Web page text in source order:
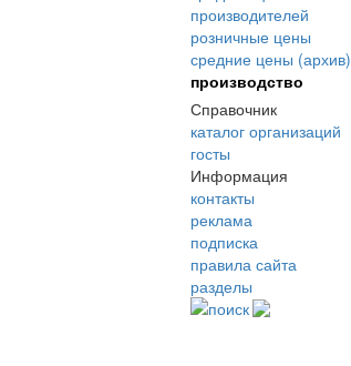
производителей
розничные цены
средние цены (архив)
производство
Справочник
каталог организаций
госты
Информация
контакты
реклама
подписка
правила сайта
разделы
поиск